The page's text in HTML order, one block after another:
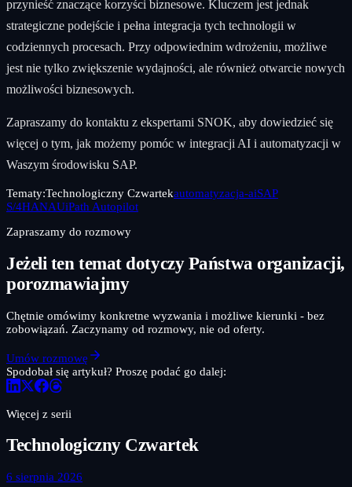
przynieść znaczące korzyści biznesowe. Kluczem jest jednak
strategiczne podejście i pełna integracja tych technologii w
codziennych procesach. Przy odpowiednim wdrożeniu, możliwe
jest nie tylko zwiększenie wydajności, ale również otwarcie nowych
możliwości biznesowych.
Zapraszamy do kontaktu z ekspertami SNOK, aby dowiedzieć się
więcej o tym, jak możemy pomóc w integracji AI i automatyzacji w
Waszym środowisku SAP.
Tematy:Technologiczny Czwartekautomatyzacja-aiSAP
S/4HANAUiPath Autopilot
Zapraszamy do rozmowy
Jeżeli ten temat dotyczy Państwa organizacji,
porozmawiajmy
Chętnie omówimy konkretne wyzwania i możliwe kierunki - bez
zobowiązań. Zaczynamy od rozmowy, nie od oferty.
Umów rozmowę
Spodobał się artykuł? Proszę podać go dalej:
Więcej z serii
Technologiczny Czwartek
6 sierpnia 2026